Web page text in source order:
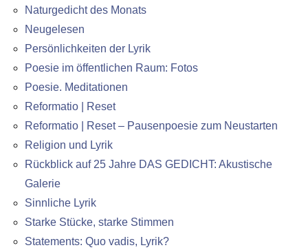
Naturgedicht des Monats
Neugelesen
Persönlichkeiten der Lyrik
Poesie im öffentlichen Raum: Fotos
Poesie. Meditationen
Reformatio | Reset
Reformatio | Reset – Pausenpoesie zum Neustarten
Religion und Lyrik
Rückblick auf 25 Jahre DAS GEDICHT: Akustische
Galerie
Sinnliche Lyrik
Starke Stücke, starke Stimmen
Statements: Quo vadis, Lyrik?